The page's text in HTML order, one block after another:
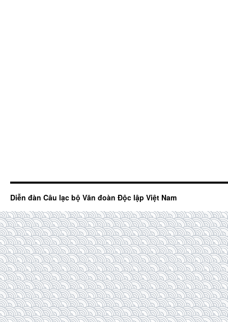
Diễn đàn Câu lạc bộ Văn đoàn Độc lập Việt Nam